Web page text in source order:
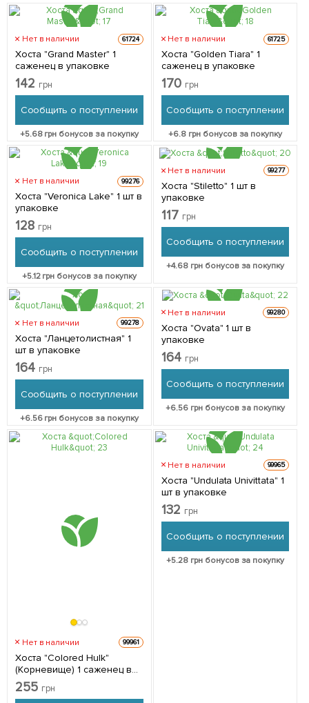
Нет в наличии 61724
Хоста "Grand Master" 1
саженец в упаковке
142 грн
Сообщить о поступлении
+5.68грн бонусов за покупку
Нет в наличии 61725
Хоста "Golden Tiara" 1
саженец в упаковке
170 грн
Сообщить о поступлении
+6.8грн бонусов за покупку
Нет в наличии 99276
Хоста "Veronica Lake" 1 шт в
упаковке
128 грн
Сообщить о поступлении
+5.12грн бонусов за покупку
Нет в наличии 99277
Хоста "Stiletto" 1 шт в
упаковке
117 грн
Сообщить о поступлении
+4.68грн бонусов за покупку
Нет в наличии 99278
Хоста "Ланцетолистная" 1
шт в упаковке
164 грн
Сообщить о поступлении
+6.56грн бонусов за покупку
Нет в наличии 99280
Хоста "Ovata" 1 шт в
упаковке
164 грн
Сообщить о поступлении
+6.56 грн бонусов за покупку
Нет в наличии 99961
Хоста "Colored Hulk"
(Корневище) 1 саженец в
упаковке
255 грн
Нет в наличии 99965
Хоста "Undulata Univittata" 1
шт в упаковке
132 грн
Сообщить о поступлении
+5.28грн бонусов за покупку